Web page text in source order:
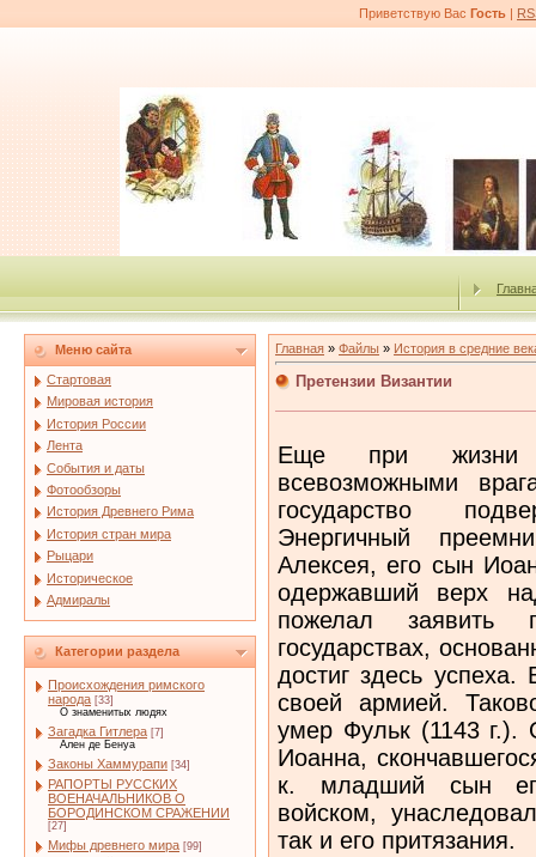
Приветствую Вас Гость |
Меню сайта
Стартовая
Мировая история
История России
Лента
События и даты
Фотообзоры
История Древнего Рима
История стран мира
Рыцари
Историческое
Адмиралы
Категории раздела
Происхождения римского
народа [33]
О знаменитых людях
Загадка Гитлера [7]
Ален де Бенуа
Законы Хаммурапи [34]
РАПОРТЫ РУССКИХ
ВОЕНАЧАЛЬНИКОВ О
БОРОДИНСКОМ СРАЖЕНИИ
[27]
Мифы древнего мира [99]
Главная » Файлы » История в средние
Претензии Византии
Еще при жизни
всевозможными
государство
Энергичный
Алексея, его сын
одержавший верх
пожелал заявить
государствах,
достиг здесь
своей армией.
умер Фульк (1143 г.).
Иоанна,
к. младший сын
войском,
так и его притязания.